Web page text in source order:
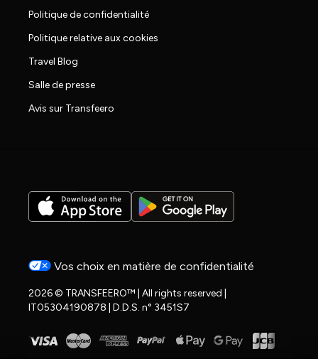
Politique de confidentialité
Politique relative aux cookies
Travel Blog
Salle de presse
Avis sur Transfeero
Vos choix en matière de confidentialité
2026 © TRANSFEERO™ | All rights reserved |
IT05304190878 | D.D.S. n° 3451S7